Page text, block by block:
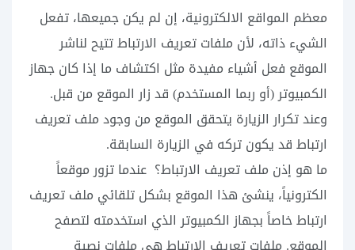
معظم المواقع الالكترونية، إن لم يكن جميعها، تفعل
الشيء ذاته، لأن ملفات تعريف الارتباط تتيح لناشر
الموقع فعل أشياء مفيدة مثل اكتشاف ما إذا كان جهاز
الكمبيوتر (أو ربما المستخدم) قد زار الموقع من قبل.
وعند تكرار الزيارة يتحقق الموقع من وجود ملف تعريف
ارتباط قد يكون تركه في الزيارة السابقة.
ما هو إذن ملف تعريف الارتباط؟ عندما تزور موقعاً
الكترونياً، ينشئ هذا الموقع بشكل تلقائي ملف تعريف
ارتباط خاصاً بجهاز الكمبيوتر الذي استخدمته لتصفح